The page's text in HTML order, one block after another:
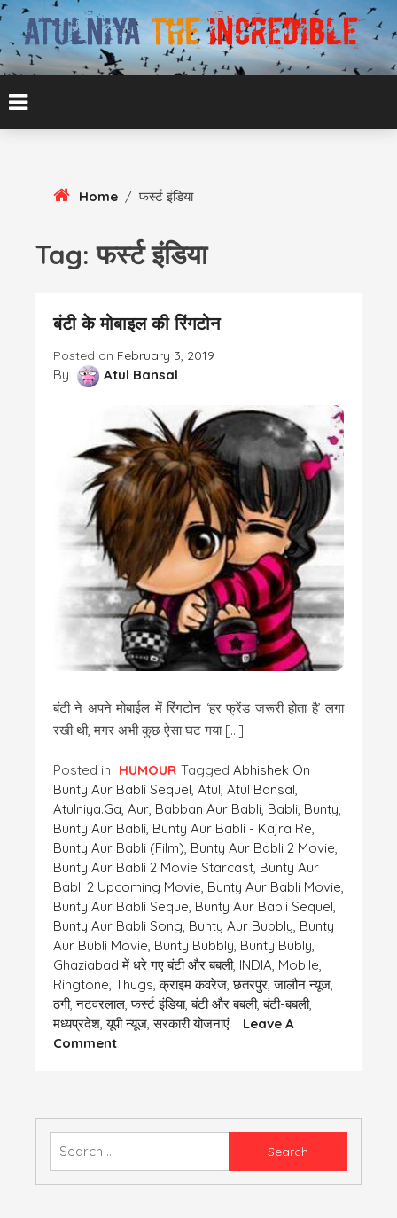
Skip
Content
ATULNIYA THE
INCREDIBLE
ATUL BANSAL AGRA
Home / फर्स्ट इंडिया
Tag:फर्स्ट इंडिया
बंटी के मोबाइल की रिंगटोन
Posted on February 3, 2019
By Atul Bansal
बंटी ने अपने मोबाईल में रिंगटोन ‘हर फ्रेंड जरूरी होता है’ लगा
रखी थी, मगर अभी कुछ ऐसा घट गया […]
Posted in HUMOUR Tagged Abhishek On
Bunty Aur Babli Sequel, Atul, Atul Bansal,
Atulniya.ga, Aur, Babban Aur Babli, Babli, Bunty,
Bunty Aur Babli, Bunty Aur Babli - Kajra Re,
Bunty Aur Babli (film), Bunty Aur Babli 2 Movie,
Bunty Aur Babli 2 Movie Starcast, Bunty Aur
Babli 2 Upcoming Movie, Bunty Aur Babli Movie,
Bunty Aur Babli Seque, Bunty Aur Babli Sequel,
Bunty Aur Babli Song, Bunty Aur Bubbly, Bunty
Aur Bubli Movie, Bunty Bubbly, Bunty Bubly,
Ghaziabad में धरे गए बंटी और बबली, INDIA, Mobile,
Ringtone, Thugs,क्राइम कवरेज,छतरपुर,जालौन न्यूज,
ठगी,नटवरलाल,फर्स्ट इंडिया,बंटी और बबली,बंटी-बबली,
मध्यप्रदेश,यूपी न्यूज,सरकारी योजनाएं
Leave A
CommentOn
की